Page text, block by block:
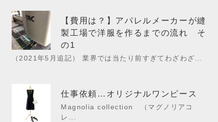
【費用は？】アパレルメーカーが縫
製工場で洋服を作るまでの流れ そ
の1
（2021年5月追記） 業界では当たり前すぎてわざわざ...
仕事依頼…オリジナルワンピース
Magnolia collection （マグノリアコ
レ...